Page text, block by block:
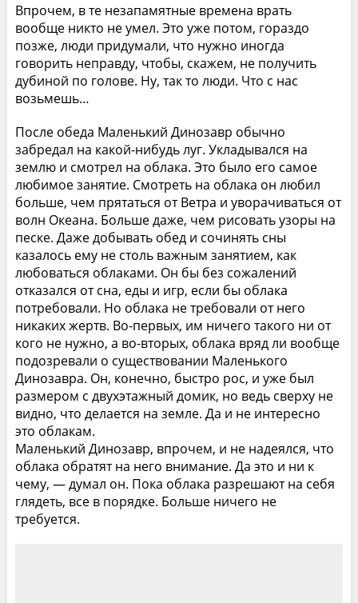
Впрочем, в те незапамятные времена врать
вообще никто не умел. Это уже потом, гораздо
позже, люди придумали, что нужно иногда
говорить неправду, чтобы, скажем, не получить
дубиной по голове. Ну, так то люди. Что с нас
возьмешь…
После обеда Маленький Динозавр обычно
забредал на какой-нибудь луг. Укладывался на
землю и смотрел на облака. Это было его самое
любимое занятие. Смотреть на облака он любил
больше, чем прятаться от Ветра и уворачиваться от
волн Океана. Больше даже, чем рисовать узоры на
песке. Даже добывать обед и сочинять сны
казалось ему не столь важным занятием, как
любоваться облаками. Он бы без сожалений
отказался от сна, еды и игр, если бы облака
потребовали. Но облака не требовали от него
никаких жертв. Во-первых, им ничего такого ни от
кого не нужно, а во-вторых, облака вряд ли вообще
подозревали о существовании Маленького
Динозавра. Он, конечно, быстро рос, и уже был
размером с двухэтажный домик, но ведь сверху не
видно, что делается на земле. Да и не интересно
это облакам.
Маленький Динозавр, впрочем, и не надеялся, что
облака обратят на него внимание. Да это и ни к
чему, — думал он. Пока облака разрешают на себя
глядеть, все в порядке. Больше ничего не
требуется.